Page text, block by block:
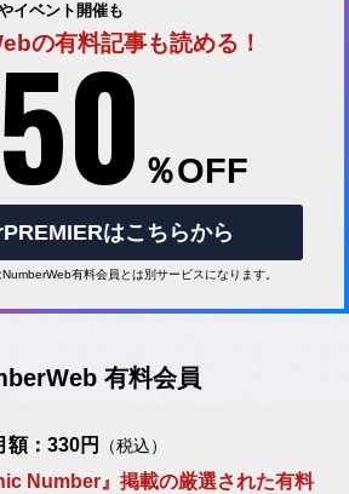
イベント開催も
の有料記事も読める！
50 ％OFF
はこちらから
有料会員とは別サービスになります。
有料会員
額：330円 （税込）
Number』掲載の厳選された有料